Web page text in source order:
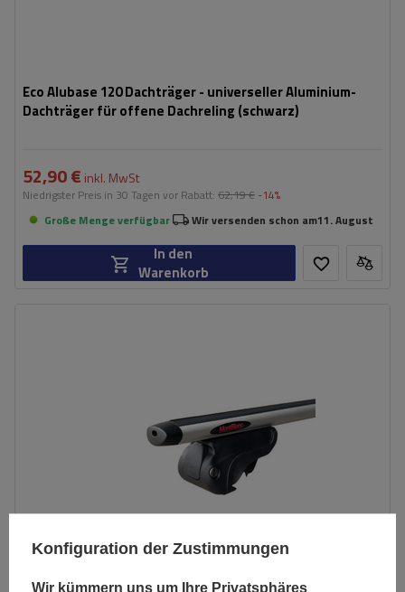
Eco Alubase 120 Dachträger - universeller Aluminium-
Dachträger für offene Dachreling (schwarz)
52,90 € inkl. MwSt
Niedrigster Preis in 30 Tagen vor Rabatt: 62,19 € -14%
Große Menge verfügbar
Wir versenden schon am11. August
In den
Warenkorb
Konfiguration der Zustimmungen
Wir kümmern uns um Ihre Privatsphäres